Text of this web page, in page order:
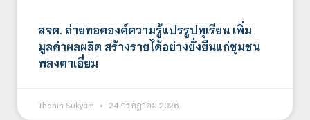
สจด. ถ่ายทอดองค์ความรู้แปรรูปทุเรียน เพิ่ม
มูลค่าผลผลิต สร้างรายได้อย่างยั่งยืนแก่ชุมชน
พลงตาเอี่ยม
Thanin Sukyam 24 กรกฎาคม 2026